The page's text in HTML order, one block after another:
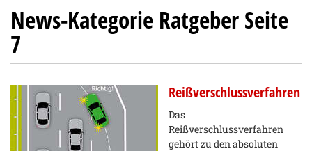
News-Kategorie Ratgeber Seite
7
Reißverschlussverfahren
Das
Reißverschlussverfahren
gehört zu den absoluten